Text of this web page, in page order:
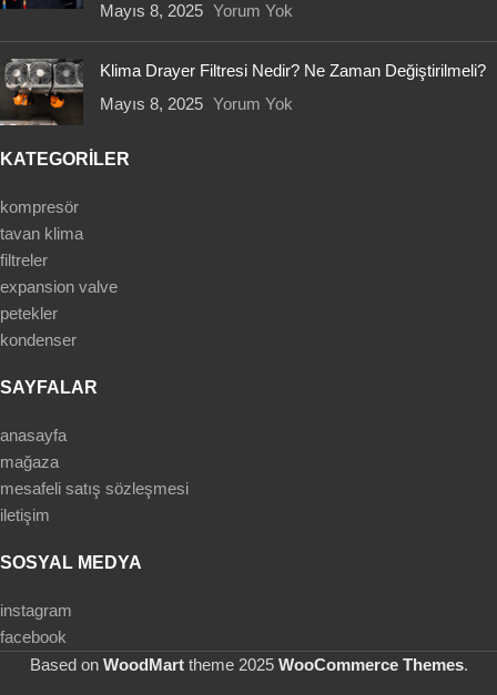
Mayıs 8, 2025 Yorum Yok
Klima Drayer Filtresi Nedir? Ne Zaman Değiştirilmeli?
Mayıs 8, 2025 Yorum Yok
KATEGORİLER
kompresör
tavan klima
filtreler
expansion valve
petekler
kondenser
SAYFALAR
anasayfa
mağaza
mesafeli satış sözleşmesi
iletişim
SOSYAL MEDYA
instagram
facebook
Based on WoodMarttheme2025 WooCommerce Themes.